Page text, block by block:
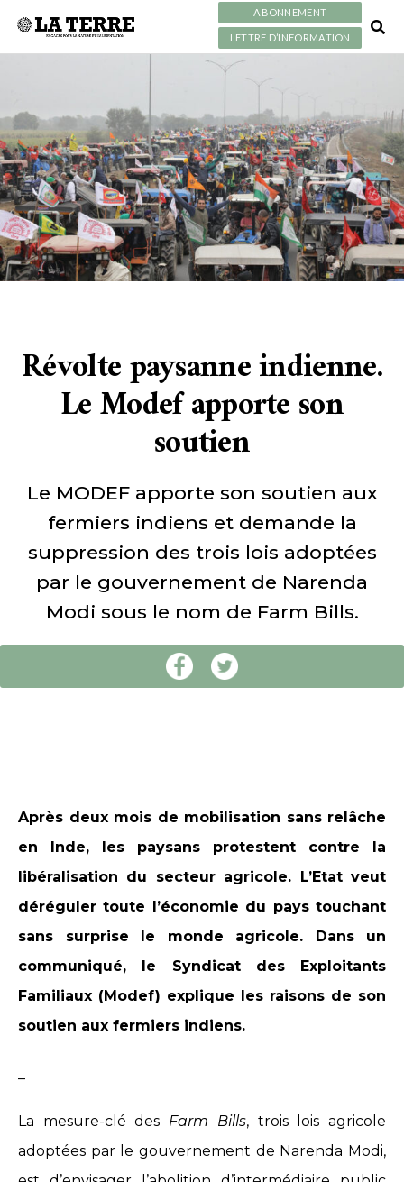
ABONNEMENT
LETTRE D’INFORMATION
Révolte paysanne indienne.
Le Modef apporte son
soutien
Le MODEF apporte son soutien aux
fermiers indiens et demande la
suppression des trois lois adoptées
par le gouvernement de Narenda
Modi sous le nom de Farm Bills.
Après deux mois de mobilisation sans relâche
en Inde, les paysans protestent contre la
libéralisation du secteur agricole. L’Etat veut
déréguler toute l’économie du pays touchant
sans surprise le monde agricole. Dans un
communiqué, le Syndicat des Exploitants
Familiaux (Modef) explique les raisons de son
soutien aux fermiers indiens.
La mesure-clé des Farm Bills, trois lois agricole
adoptées par le gouvernement de Narenda Modi,